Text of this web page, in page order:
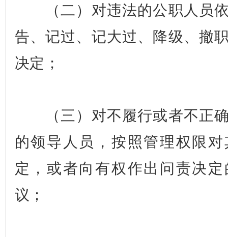
（二）对违法的公职人员依
告、记过、记大过、降级、撤
决定；
（三）对不履行或者不正确
的领导人员，按照管理权限
定，或者向有权作出问责决
议；